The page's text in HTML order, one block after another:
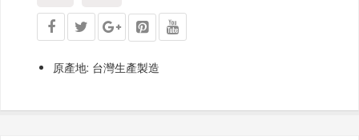
原產地: 台灣生產製造